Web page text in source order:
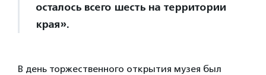
осталось всего шесть на территории
края».
В день торжественного открытия музея был